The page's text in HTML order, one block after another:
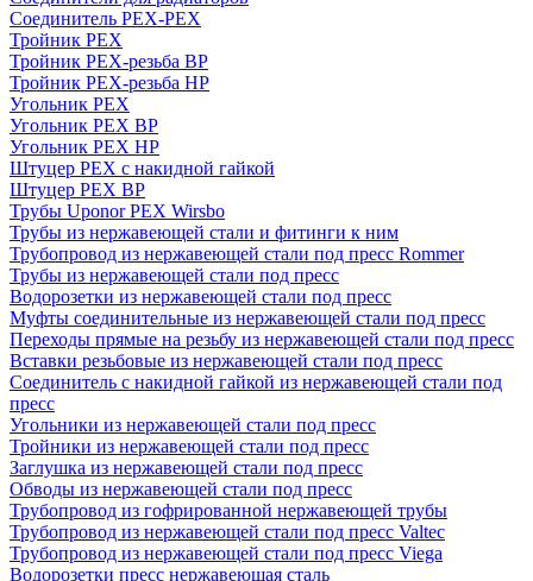
Соединитель PEX-PEX
Тройник PEX
Тройник PEX-резьба ВР
Тройник PEX-резьба НР
Угольник PEX
Угольник PEX ВР
Угольник PEX НР
Штуцер PEX c накидной гайкой
Штуцер PEX ВР
Трубы Uponor PEX Wirsbo
Трубы из нержавеющей стали и фитинги к ним
Трубопровод из нержавеющей стали под пресс Rommer
Трубы из нержавеющей стали под пресс
Водорозетки из нержавеющей стали под пресс
Муфты соединительные из нержавеющей стали под пресс
Переходы прямые на резьбу из нержавеющей стали под пресс
Вставки резьбовые из нержавеющей стали под пресс
Соединитель с накидной гайкой из нержавеющей стали под
пресс
Угольники из нержавеющей стали под пресс
Тройники из нержавеющей стали под пресс
Заглушка из нержавеющей стали под пресс
Обводы из нержавеющей стали под пресс
Трубопровод из гофрированной нержавеющей трубы
Трубопровод из нержавеющей стали под пресс Valtec
Трубопровод из нержавеющей стали под пресс Viega
Водорозетки пресс нержавеющая сталь